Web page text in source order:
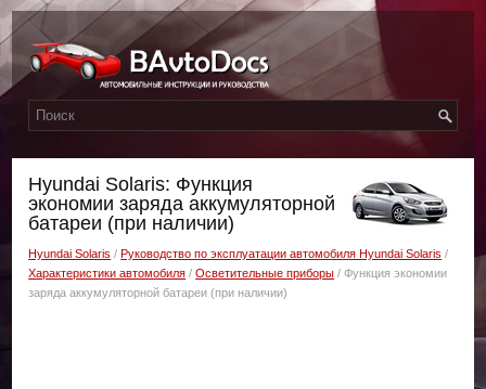
Hyundai Solaris: Функция
экономии заряда аккумуляторной
батареи (при наличии)
Hyundai Solaris /Руководство по эксплуатации автомобиля Hyundai Solaris /
Характеристики автомобиля /Осветительные приборы / Функция экономии
заряда аккумуляторной батареи (при наличии)